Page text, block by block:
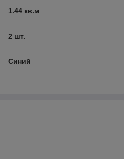
1.44 кв.м
2 шт.
Синий